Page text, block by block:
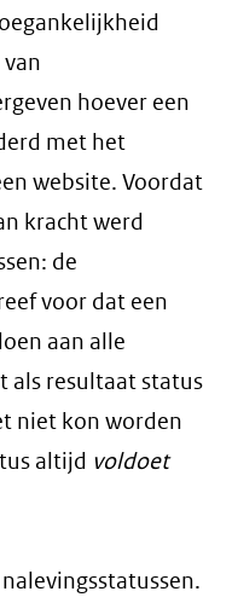
hoever een
met het
website. Voordat
kracht werd
de
voor dat een
aan alle
als resultaat status
niet kon worden
altijd voldoet